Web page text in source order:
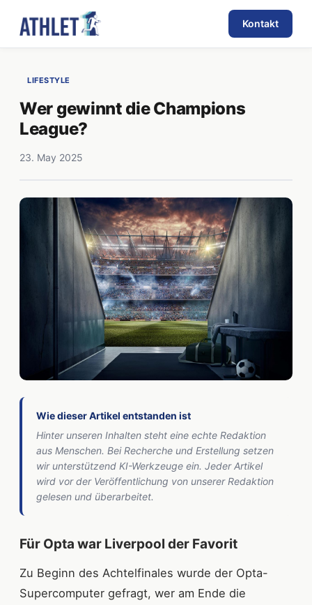
Kontakt
LIFESTYLE
Wer gewinnt die Champions
League?
23. May 2025
Wie dieser Artikel entstanden ist
Hinter unseren Inhalten steht eine echte Redaktion
aus Menschen. Bei Recherche und Erstellung setzen
wir unterstützend KI-Werkzeuge ein. Jeder Artikel
wird vor der Veröffentlichung von unserer Redaktion
gelesen und überarbeitet.
Für Opta war Liverpool der Favorit
Zu Beginn des Achtelfinales wurde der Opta-
Supercomputer gefragt, wer am Ende die